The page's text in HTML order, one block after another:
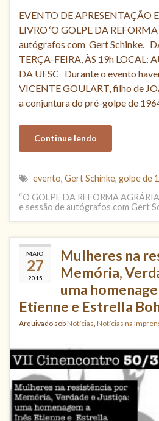
EVENTO DE APRESENTAÇÃO
LIVRO ‘O GOLPE DA REFORMA
autógrafos com Gert Schinke.
TERÇA-FEIRA, ÀS 19h LOCAL:
DA UFSC Durante o evento
VICENTE GOULART, filho de
a conjuntura do pré-golpe de
Continue lendo
evento, Gert Schinke, golpe de
“O GOLPE DA REFORMA
e sessão de autógrafos com Gert
MAIO
27
2015
Mulheres na
Memória,
uma
Etienne e Estrella
Arquivado sobNotícias Notícias na